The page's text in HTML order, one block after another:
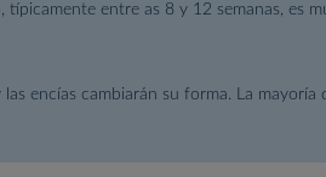
entre as 8 y 12 semanas, es
encías cambiarán su forma. La mayoría